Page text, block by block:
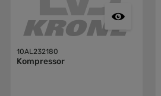
10AL232180
Kompressor